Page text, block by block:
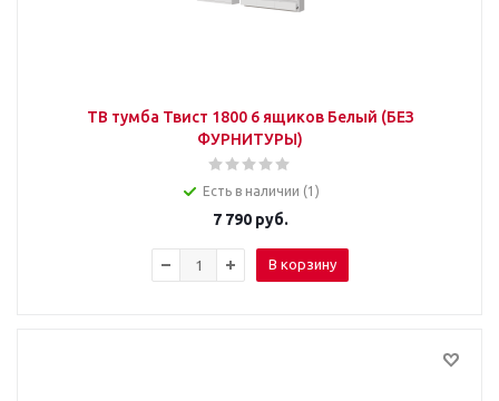
ТВ тумба Твист 1800 6 ящиков Белый (БЕЗ
ФУРНИТУРЫ)
Есть в наличии (1)
7 790руб.
В корзину